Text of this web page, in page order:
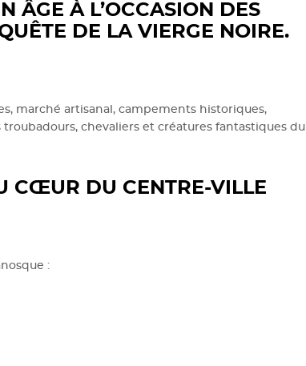
ÂGE À L’OCCASION DES
DE LA VIERGE NOIRE.
marché artisanal, campements historiques,
chevaliers et créatures fantastiques du
CŒUR DU CENTRE-VILLE
: